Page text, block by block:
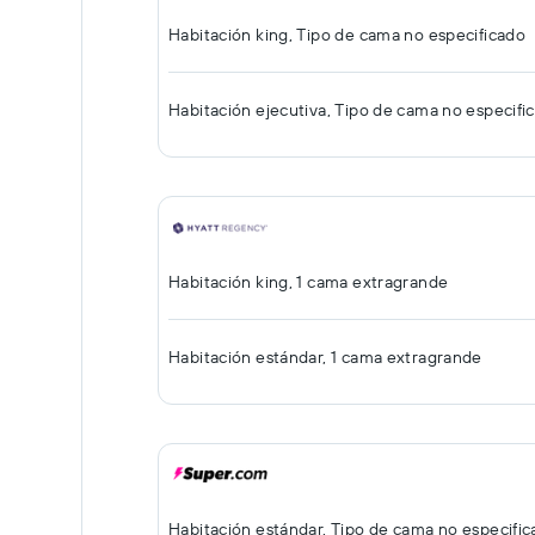
Habitación king, Tipo de cama no especificado
Habitación ejecutiva, Tipo de cama no
Habitación king, 1 cama extragrande
Habitación estándar, 1 cama extragrande
Habitación estándar, Tipo de cama no